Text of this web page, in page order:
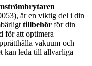
är en viktig del i din
tillbehör för din
för att optimera
vakuum och
kan leda till allvarliga